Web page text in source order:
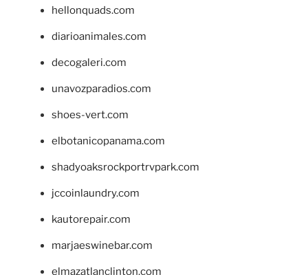
hellonquads.com
diarioanimales.com
decogaleri.com
unavozparadios.com
shoes-vert.com
elbotanicopanama.com
shadyoaksrockportrvpark.com
jccoinlaundry.com
kautorepair.com
marjaeswinebar.com
elmazatlanclinton.com